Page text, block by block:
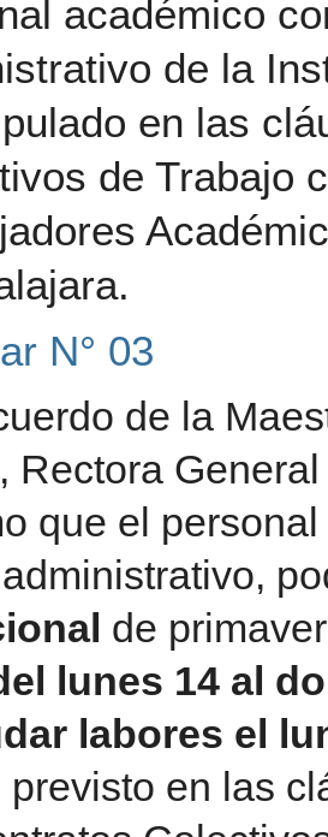
académico
de la
en las
de Trabajo
N° 03
de la
Rectora
que el
de
lunes 14 al
labores el
previsto en las